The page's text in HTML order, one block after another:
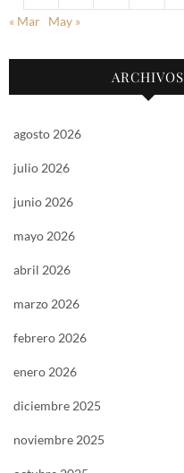
« Mar May »
ARCHIVOS
agosto 2026
julio 2026
junio 2026
mayo 2026
abril 2026
marzo 2026
febrero 2026
enero 2026
diciembre 2025
noviembre 2025